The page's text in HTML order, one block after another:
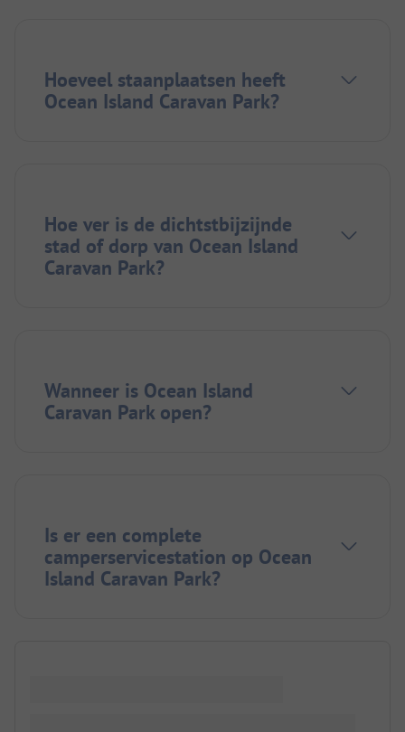
Hoeveel staanplaatsen heeft
Ocean Island Caravan Park?
Hoe ver is de dichtstbijzijnde
stad of dorp van Ocean Island
Caravan Park?
Wanneer is Ocean Island
Caravan Park open?
Is er een complete
camperservicestation op Ocean
Island Caravan Park?